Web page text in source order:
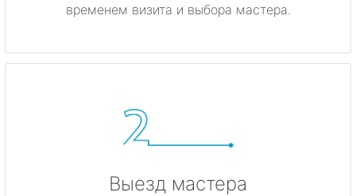
временем визита и выбора мастера.
Выезд мастера